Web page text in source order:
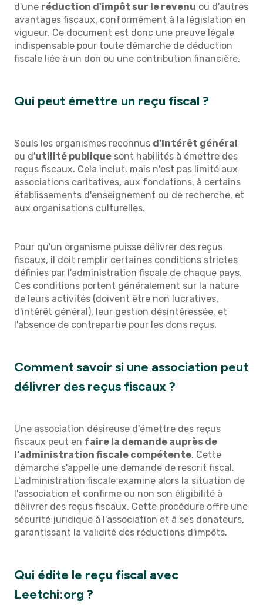
d'une réduction d'impôt sur le revenu ou d'autres
avantages fiscaux, conformément à la législation en
vigueur. Ce document est donc une preuve légale
indispensable pour toute démarche de déduction
fiscale liée à un don ou une contribution financière.
Qui peut émettre un reçu fiscal ?
Seuls les organismes reconnus d'intérêt général
ou d'utilité publique sont habilités à émettre des
reçus fiscaux. Cela inclut, mais n'est pas limité aux
associations caritatives, aux fondations, à certains
établissements d'enseignement ou de recherche, et
aux organisations culturelles.
Pour qu'un organisme puisse délivrer des reçus
fiscaux, il doit remplir certaines conditions strictes
définies par l'administration fiscale de chaque pays.
Ces conditions portent généralement sur la nature
de leurs activités (doivent être non lucratives,
d'intérêt général), leur gestion désintéressée, et
l'absence de contrepartie pour les dons reçus.
Comment savoir si une association peut
délivrer des reçus fiscaux ?
Une association désireuse d'émettre des reçus
fiscaux peut en faire la demande auprès de
l'administration fiscale compétente. Cette
démarche s'appelle une demande de rescrit fiscal.
L'administration fiscale examine alors la situation de
l'association et confirme ou non son éligibilité à
délivrer des reçus fiscaux. Cette procédure offre une
sécurité juridique à l'association et à ses donateurs,
garantissant la validité des réductions d'impôts.
Qui édite le reçu fiscal avec
Leetchi:org ?